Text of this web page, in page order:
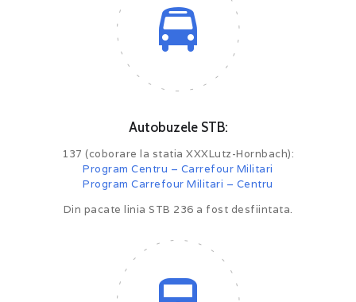
Autobuzele STB:
137 (coborare la statia XXXLutz-Hornbach):
Program Centru – Carrefour Militari
Program Carrefour Militari – Centru
Din pacate linia STB 236 a fost desfiintata.